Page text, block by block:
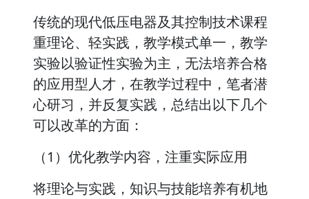
传统的现代低压电器及其控制技术课程
重理论、轻实践，教学模式单一，教学
实验以验证性实验为主，无法培养合格
的应用型人才，在教学过程中，笔者潜
心研习，并反复实践，总结出以下几个
可以改革的方面：
（1）优化教学内容，注重实际应用
将理论与实践，知识与技能培养有机地